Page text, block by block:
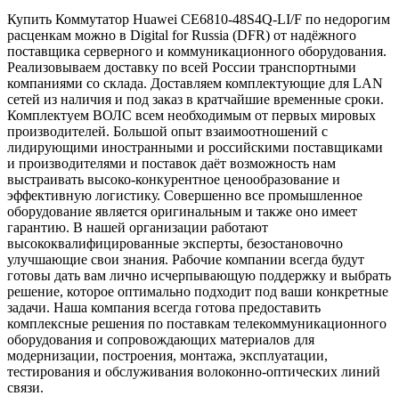
Купить Коммутатор Huawei CE6810-48S4Q-LI/F по недорогим
расценкам можно в Digital for Russia (DFR) от надёжного
поставщика серверного и коммуникационного оборудования.
Реализовываем доставку по всей России транспортными
компаниями со склада. Доставляем комплектующие для LAN
сетей из наличия и под заказ в кратчайшие временные сроки.
Комплектуем ВОЛС всем необходимым от первых мировых
производителей. Большой опыт взаимоотношений с
лидирующими иностранными и российскими поставщиками
и производителями и поставок даёт возможность нам
выстраивать высоко-конкурентное ценообразование и
эффективную логистику. Совершенно все промышленное
оборудование является оригинальным и также оно имеет
гарантию. В нашей организации работают
высококвалифицированные эксперты, безостановочно
улучшающие свои знания. Рабочие компании всегда будут
готовы дать вам лично исчерпывающую поддержку и выбрать
решение, которое оптимально подходит под ваши конкретные
задачи. Наша компания всегда готова предоставить
комплексные решения по поставкам телекоммуникационного
оборудования и сопровождающих материалов для
модернизации, построения, монтажа, эксплуатации,
тестирования и обслуживания волоконно-оптических линий
связи.